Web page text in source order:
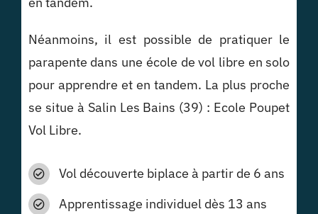
Néanmoins, il est possible de pratiquer le
parapente dans une école de vol libre en solo
pour apprendre et en tandem. La plus proche
se situe à Salin Les Bains (39) : Ecole Poupet
Vol Libre.
Vol découverte biplace à partir de 6 ans
Apprentissage individuel dès 13 ans